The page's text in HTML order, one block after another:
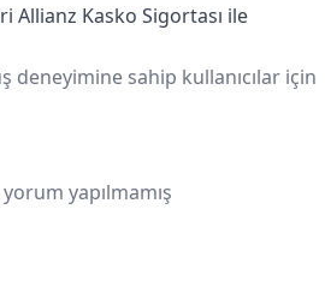
Allianz Kasko Sigortası ile
deneyimine sahip kullanıcılar için
yapılmamış